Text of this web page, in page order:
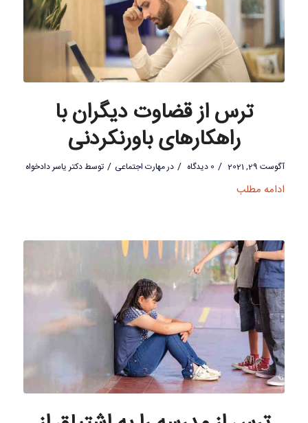
ترس از قضاوت دیگران با
راهکارهای باورنکردنی
آگوست 29, 2021 / 0 دیدگاه / درمهارت اجتماعی / توسطدکتر یاسر دادخواه
ادامه مطلب